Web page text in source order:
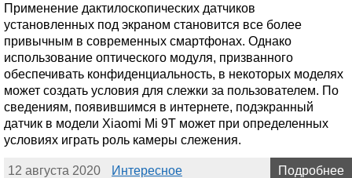
Применение дактилоскопических датчиков
установленных под экраном становится все более
привычным в современных смартфонах. Однако
использование оптического модуля, призванного
обеспечивать конфиденциальность, в некоторых моделях
может создать условия для слежки за пользователем. По
сведениям, появившимся в интернете, подэкранный
датчик в модели Xiaomi Mi 9T может при определенных
условиях играть роль камеры слежения.
12 августа 2020 Интересное Подробнее